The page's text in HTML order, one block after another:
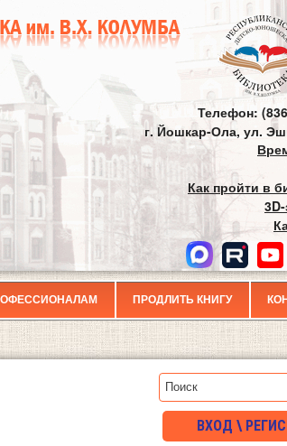
Телефон:
г. Йошкар-Ола, ул.
Как пройти в
ПРОДЛИТЬ КНИГУ
ВХОД \